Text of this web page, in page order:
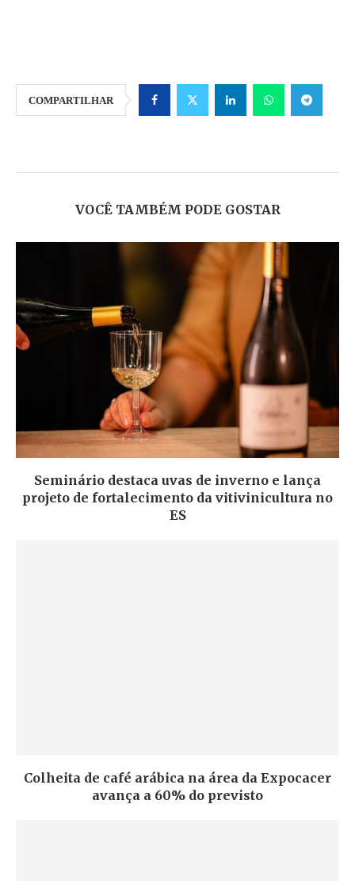
COMPARTILHAR
VOCÊ TAMBÉM PODE GOSTAR
Seminário destaca uvas de inverno e lança
projeto de fortalecimento da vitivinicultura no
ES
Colheita de café arábica na área da Expocacer
avança a 60% do previsto